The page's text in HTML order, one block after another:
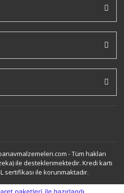
- Tüm hakları
ile desteklenmektedir. Kredi kartı
sertifikası ile korunmaktadır.